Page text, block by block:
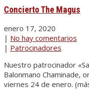
Concierto The Magus
enero 17, 2020
| No hay comentarios
| Patrocinadores
Nuestro patrocinador
Balonmano Chaminade,
viernes 24 de enero.